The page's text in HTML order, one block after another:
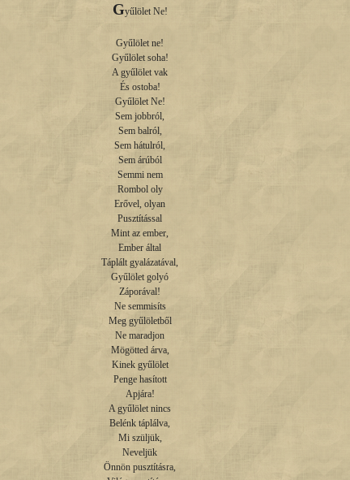
Gyűlölet Ne!
Gyűlölet ne!
Gyűlölet soha!
A gyűlölet vak
És ostoba!
Gyűlölet Ne!
Sem jobbról,
Sem balról,
Sem hátulról,
Sem árúból
Semmi nem
Rombol oly
Erővel, olyan
Pusztítással
Mint az ember,
Ember által
Táplált gyalázatával,
Gyűlölet golyó
Záporával!
Ne semmisíts
Meg gyűlöletből
Ne maradjon
Mögötted árva,
Kinek gyűlölet
Penge hasított
Apjára!
A gyűlölet nincs
Belénk táplálva,
Mi szüljük,
Neveljük
Önnön pusztításra,